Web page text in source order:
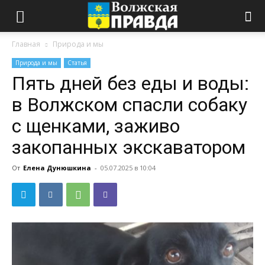
Главная Природа и мы
Природа и мы Статья
Пять дней без еды и воды:
в Волжском спасли собаку
с щенками, заживо
закопанных экскаватором
От Елена Дунюшкина - 05.07.2025 в 10:04